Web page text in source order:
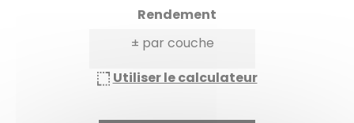
Rendement
± par couche
Utiliser le calculateur